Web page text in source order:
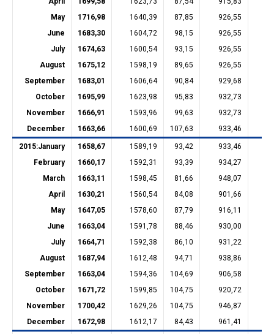
May
1716,98 1640,39 87,85 926,55
June
1683,30 1604,72 98,15 926,55
July
1674,63 1600,54 93,15 926,55
August
1675,12 1598,19 89,65 926,55
September
1683,01 1606,64 90,84 929,68
October
1695,99 1623,98 95,83 932,73
November
1666,91 1593,96 99,63 932,73
December
1663,66 1600,69 107,63 933,46
2015:January 1658,67 1589,19 93,42 933,46
February
1660,17 1592,31 93,39 934,27
March
1663,11 1598,45 81,66 948,07
April
1630,21 1560,54 84,08 901,66
May
1647,05 1578,60 87,79 916,11
June
1663,04 1591,78 88,46 930,00
July
1664,71 1592,38 86,10 931,22
August
1687,94 1612,48 94,71 938,86
September
1663,04 1594,36 104,69 906,58
October
1671,72 1599,85 104,75 920,72
November
1700,42 1629,26 104,75 946,87
December
1672,98 1612,17 84,43 961,41